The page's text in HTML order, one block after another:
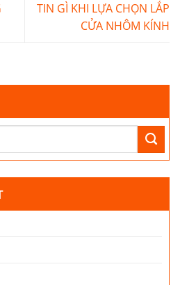
TIN GÌ KHI LỰA CHỌN LẮP
CỬA NHÔM KÍNH